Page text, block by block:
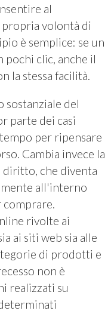
al
volontà di
è semplice: se un
clic, anche il
la stessa facilità.
sostanziale del
parte dei casi
per ripensare
Cambia invece la
diritto, che diventa
all'interno
rivolte ai
ai siti web sia alle
di prodotti e
non è
realizzati su